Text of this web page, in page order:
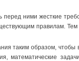
перед ними жесткие
правилам.
таким образом, чтобы
математические